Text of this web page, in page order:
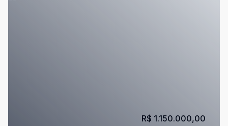
R$ 1.150.000,00